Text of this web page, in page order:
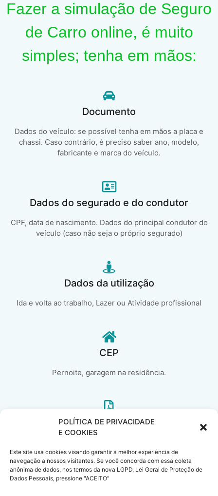
POLÍTICA DE PRIVACIDADE
E COOKIES
Este site usa cookies visando garantir a melhor experiência de
navegação a nossos visitantes. Se você concorda com essa coleta
anônima de dados, nos termos da nova LGPD, Lei Geral de Proteção de
Dados Pessoais, pressione "ACEITO"
Fazer a simulação de Seguro
de Carro online, é muito
simples; tenha em mãos:
Documento
Dados do veículo: se possível tenha em mãos a placa e
chassi. Caso contrário, é preciso saber ano, modelo,
fabricante e marca do veículo.
Dados do segurado e do condutor
CPF, data de nascimento. Dados do principal condutor do
veículo (caso não seja o próprio segurado)
Dados da utilização
Ida e volta ao trabalho, Lazer ou Atividade profissional
CEP
Pernoite, garagem na residência.
Se Renovação de Seguro
classe de bônus e a data de vencimento..